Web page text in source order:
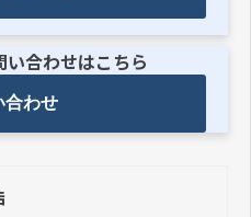
合わせはこちら
合わせ